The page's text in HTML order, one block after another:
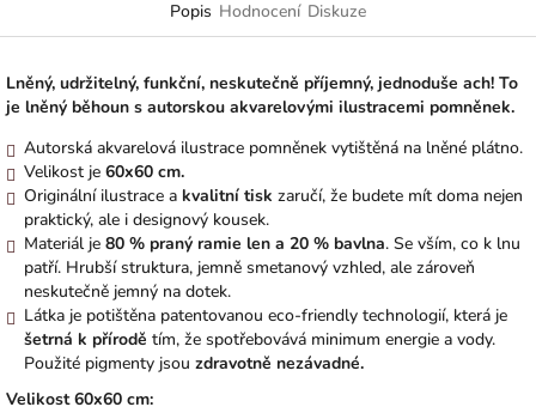
Popis Hodnocení Diskuze
Lněný, udržitelný, funkční, neskutečně příjemný, jednoduše ach! To
je lněný běhoun s autorskou akvarelovými ilustracemi pomněnek.
Autorská akvarelová ilustrace pomněnek vytištěná na lněné plátno.
Velikost je 60x60 cm.
Originální ilustrace a kvalitní tisk zaručí, že budete mít doma nejen
praktický, ale i designový kousek.
Materiál je 80 % praný ramie len a 20 % bavlna. Se vším, co k lnu
patří. Hrubší struktura, jemně smetanový vzhled, ale zároveň
neskutečně jemný na dotek.
Látka je potištěna patentovanou eco-friendly technologií, která je
šetrná k přírodě tím, že spotřebovává minimum energie a vody.
Použité pigmenty jsou zdravotně nezávadné.
Velikost 60x60 cm: